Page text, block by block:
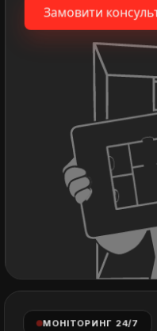
Замовити
МОНІТОРИНГ 24/7